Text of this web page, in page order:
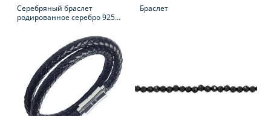
Серебряный браслет
родированное серебро 925
Браслет